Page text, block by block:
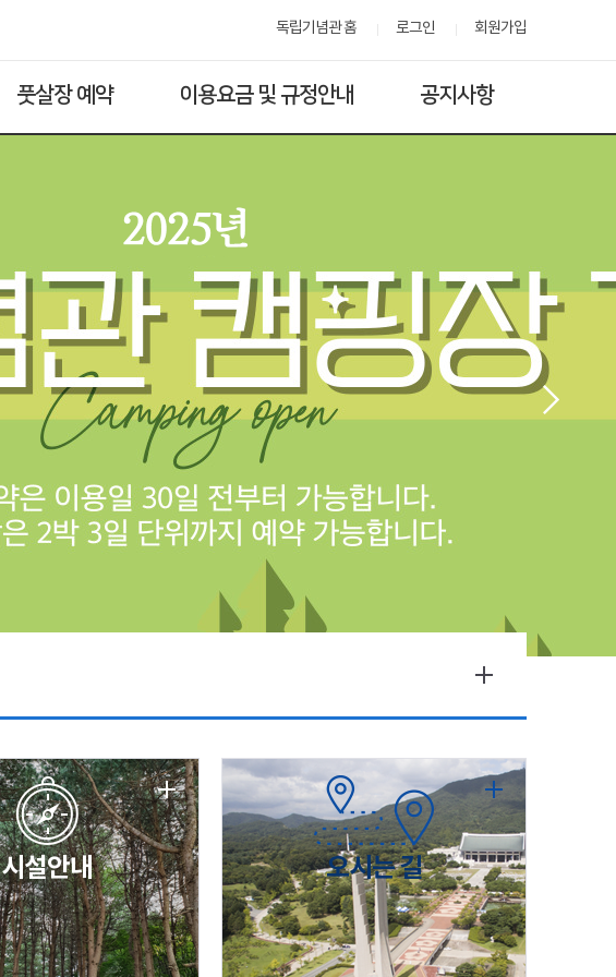
독립기념관 홈 로그인 회원가입
풋살장 예약 이용요금 및 규정안내 공지사항
시설안내 오시는 길